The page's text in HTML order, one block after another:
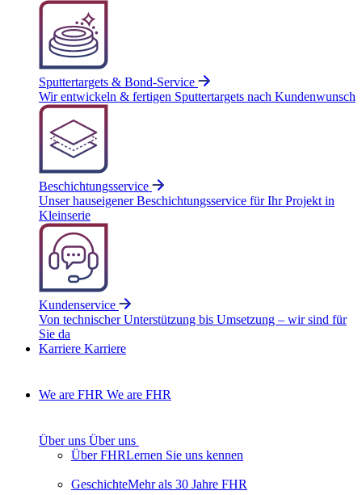
Sputtertargets & Bond-Service
Wir entwickeln & fertigen Sputtertargets nach Kundenwunsch
Beschichtungsservice
Unser hauseigener Beschichtungsservice für Ihr Projekt in
Kleinserie
Kundenservice
Von technischer Unterstützung bis Umsetzung – wir sind für
Sie da
Karriere Karriere
We are FHR We are FHR
Über uns Über uns
Über FHRLernen Sie uns kennen
GeschichteMehr als 30 Jahre FHR